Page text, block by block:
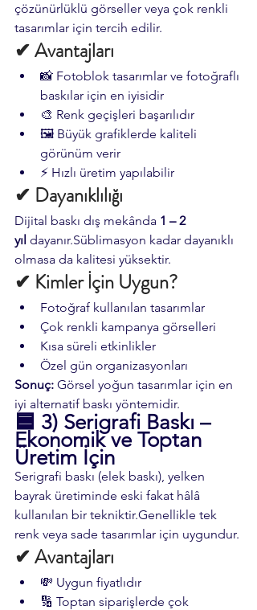
çözünürlüklü görseller veya çok renkli
tasarımlar için tercih edilir.
✔ Avantajları
📸 Fotoblok tasarımlar ve fotoğraflı
baskılar için en iyisidir
🎨 Renk geçişleri başarılıdır
🖼 Büyük grafiklerde kaliteli
görünüm verir
⚡ Hızlı üretim yapılabilir
✔ Dayanıklılığı
Dijital baskı dış mekânda 1 – 2
yıl dayanır.Süblimasyon kadar dayanıklı
olmasa da kalitesi yüksektir.
✔ Kimler İçin Uygun?
Fotoğraf kullanılan tasarımlar
Çok renkli kampanya görselleri
Kısa süreli etkinlikler
Özel gün organizasyonları
Sonuç: Görsel yoğun tasarımlar için en
iyi alternatif baskı yöntemidir.
🟦 3) Serigrafi Baskı –
Ekonomik ve Toptan
Üretim İçin
Serigrafi baskı (elek baskı), yelken
bayrak üretiminde eski fakat hâlâ
kullanılan bir tekniktir.Genellikle tek
renk veya sade tasarımlar için uygundur.
✔ Avantajları
💸 Uygun fiyatlıdır
🔢 Toptan siparişlerde çok